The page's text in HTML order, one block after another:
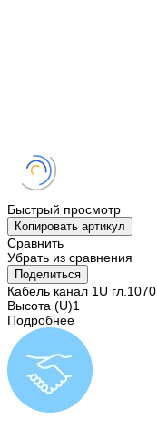
Быстрый просмотр
Копировать артикул
Сравнить
Убрать из сравнения
Поделиться
Кабель канал 1U гл.1070
Высота (U)1
Подробнее